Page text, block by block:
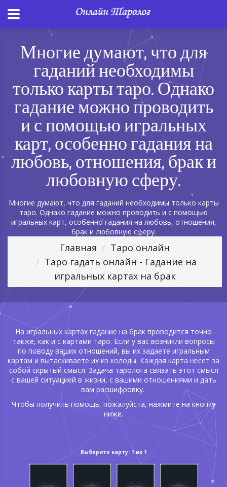
Многие думают, что для
гаданий необходимы
только карты таро. Однако
гадание можно проводить
и с помощью игральных
карт, особенно гадания на
любовь, отношения, брак и
любовную сферу.
Многие думают, что для гаданий необходимы только карты
таро. Однако гадание можно проводить и с помощью
игральных карт, особенно гадания на любовь, отношения,
брак и любовную сферу.
Главная
Таро онлайн
Таро гадать онлайн - Гадание на
игральных картах на брак
На игральных картах гадание на брак проводится точно
также, как и с картами таро. Если у вас возникли вопросы
по поводу ваших отношений, вы их задаете игральным
картам и вытаскиваете их из колоды. Каждая карта несет за
собой скрытый смысл. Задача таролога связать этот смысл
с вашей ситуацией в жизни, с вашими отношениями и дать
вам расшифровку.
Чтобы получить помощь, пожалуйста, нажмите на кнопку
ниже.
Выберите карту: 1 из 1